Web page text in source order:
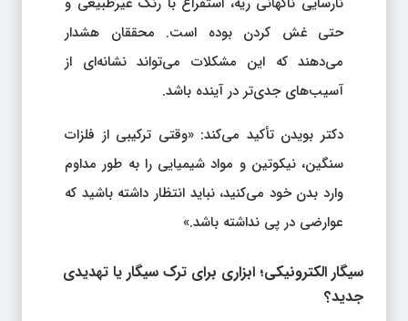
حتی غش کردن بوده است. محققان هشدار
می‌دهند که این مشکلات می‌تواند نشانه‌ای از
آسیب‌های جدی‌تر در آینده باشد.
دکتر بویدن تأکید می‌کند: «وقتی ترکیبی از فلزات
سنگین، نیکوتین و مواد شیمیایی را به طور مداوم
وارد بدن خود می‌کنید، نباید انتظار داشته باشید که
عوارضی در پی نداشته باشد.»
سیگار الکترونیکی؛ ابزاری برای ترک سیگار یا تهدیدی
جدید؟